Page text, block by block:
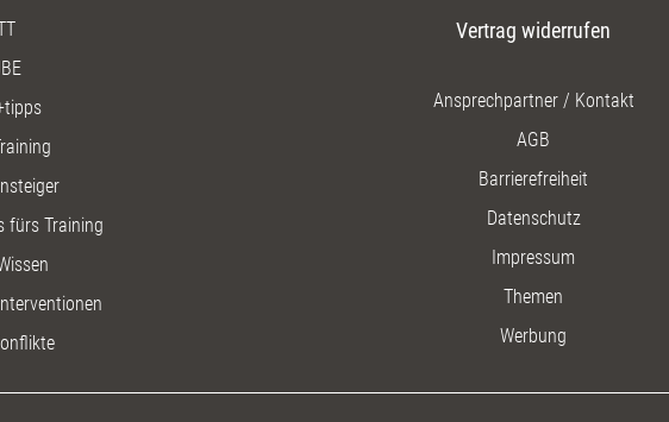
fürs Training
Vertrag widerrufen
Ansprechpartner / Kontakt
AGB
Barrierefreiheit
Datenschutz
Impressum
Themen
Werbung